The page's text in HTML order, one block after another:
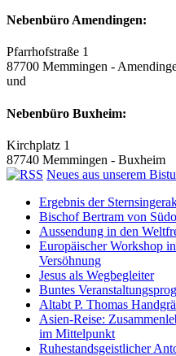
Nebenbüro Amendingen:
Pfarrhofstraße 1
87700 Memmingen -
und
Nebenbüro Buxheim:
Kirchplatz 1
87740 Memmingen - Buxheim
Neues aus unserem
Ergebnis der
Bischof Bertram von
Aussendung in den
Europäischer Workshop
Versöhnung
Jesus als Wegbegleiter
Buntes
Altabt P. Thomas
Asien-Reise:
im Mittelpunkt
Ruhestandsgeistlicher